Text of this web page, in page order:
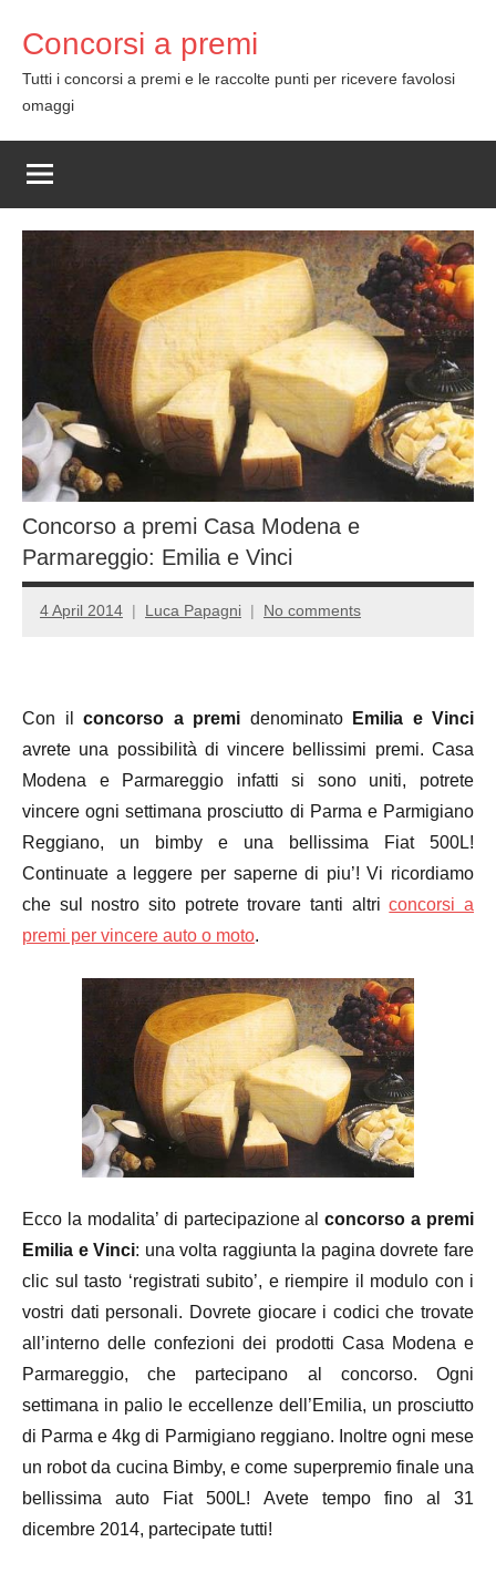
content
Concorsi a premi
Tutti i concorsi a premi e le raccolte punti per ricevere favolosi
omaggi
Concorso a premi Casa Modena e
Parmareggio: Emilia e Vinci
4 April 2014 Luca Papagni No comments
Con il concorso a premi denominato
Emilia e Vinci
avrete una possibilità di vincere bellissimi premi. Casa
Modena e Parmareggio infatti si sono uniti, potrete
vincere ogni settimana prosciutto di Parma e Parmigiano
Reggiano, un bimby e una bellissima Fiat 500L!
Continuate a leggere per saperne di piu’! Vi ricordiamo
che sul nostro sito potrete trovare tanti altriconcorsi a
premi per vincere auto o moto.
Ecco la modalita’ di partecipazione alconcorso a premi
Emilia e Vinci: una volta raggiunta la pagina dovrete fare
clic sul tasto ‘registrati subito’, e riempire il modulo con i
vostri dati personali. Dovrete giocare i codici che trovate
all’interno delle confezioni dei prodotti Casa Modena e
Parmareggio, che partecipano al concorso. Ogni
settimana in palio le eccellenze dell’Emilia, un prosciutto
di Parma e 4kg di Parmigiano reggiano. Inoltre ogni mese
un robot da cucina Bimby, e come superpremio finale una
bellissima auto Fiat 500L! Avete tempo fino al 31
dicembre 2014, partecipate tutti!